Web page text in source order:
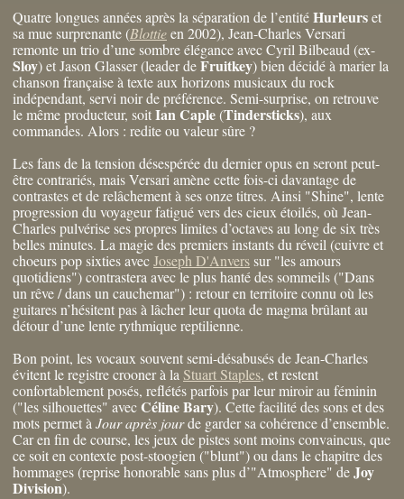
Quatre longues années après la séparation de l’entitéHurleurset
sa mue surprenante (Blottieen 2002), Jean-Charles Versari
remonte un trio d’une sombre élégance avec Cyril Bilbeaud (ex-
Sloy) et Jason Glasser (leader deFruitkey) bien décidé à marier la
chanson française à texte aux horizons musicaux du rock
indépendant, servi noir de préférence. Semi-surprise, on retrouve
le même producteur, soitIan Caple (Tindersticks), aux
commandes. Alors : redite ou valeur sûre ?
Les fans de la tension désespérée du dernier opus en seront peut-
être contrariés, mais Versari amène cette fois-ci davantage de
contrastes et de relâchement à ses onze titres. Ainsi "Shine", lente
progression du voyageur fatigué vers des cieux étoilés, où Jean-
Charles pulvérise ses propres limites d’octaves au long de six très
belles minutes. La magie des premiers instants du réveil (cuivre et
choeurs pop sixties avecJoseph D'Anverssur "les amours
quotidiens") contrastera avec le plus hanté des sommeils ("Dans
un rêve / dans un cauchemar") : retour en territoire connu où les
guitares n’hésitent pas à lâcher leur quota de magma brûlant au
détour d’une lente rythmique reptilienne.
Bon point, les vocaux souvent semi-désabusés de Jean-Charles
évitent le registre crooner à la Stuart Staples, et restent
confortablement posés, reflétés parfois par leur miroir au féminin
("les silhouettes" avecCéline Bary). Cette facilité des sons et des
mots permet à Jour après jourde garder sa cohérence d’ensemble.
Car en fin de course, les jeux de pistes sont moins convaincus, que
ce soit en contexte post-stoogien ("blunt") ou dans le chapitre des
hommages (reprise honorable sans plus d’"Atmosphere" deJoy
Division).